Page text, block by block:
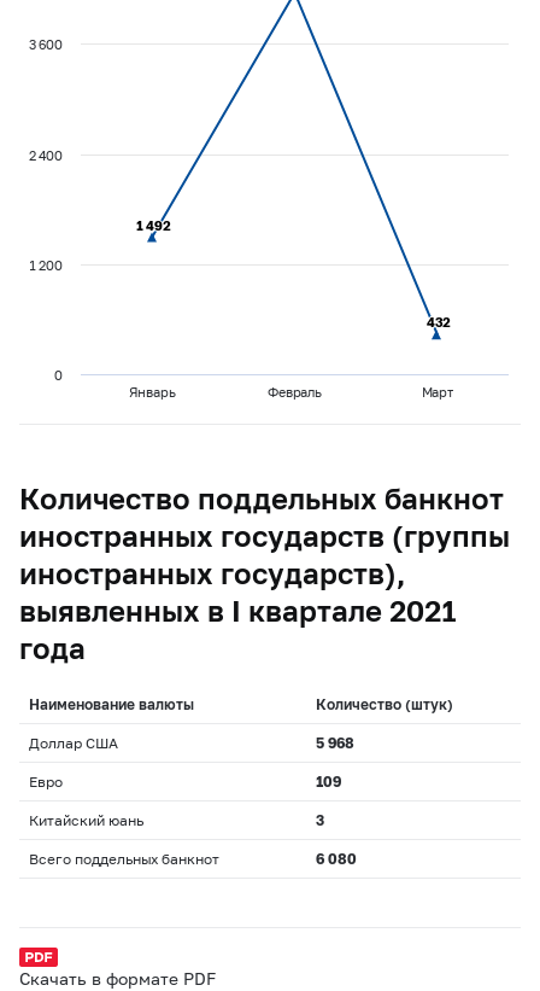
1 492
1 492
432
432
Январь Февраль Март
0
1 200
2 400
3 600
Количество поддельных банкнот
иностранных государств (группы
иностранных государств),
выявленных в I квартале 2021
года
Наименование валюты Количество (штук)
Доллар США 5 968
Евро 109
Китайский юань 3
Всего поддельных банкнот 6 080
Скачать в формате PDF